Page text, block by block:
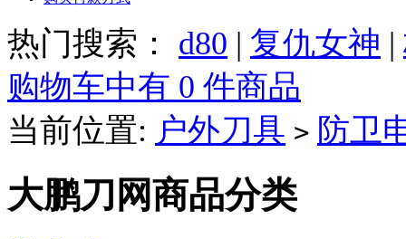
热门搜索： d80 | 复仇女神 |
购物车中有 0 件商品
当前位置: 户外刀具 > 防卫
大鹏刀网商品分类